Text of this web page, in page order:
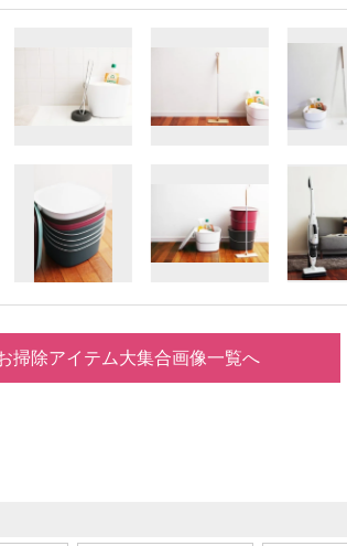
掃除アイテム大集合画像一覧へ